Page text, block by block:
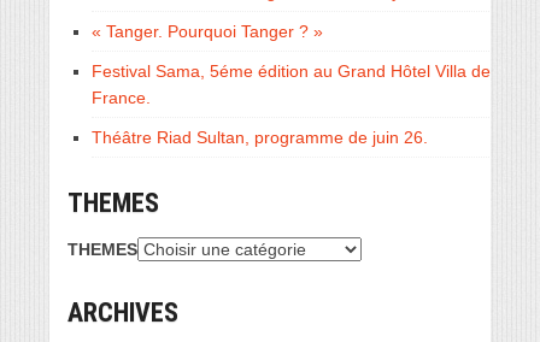
« Tanger. Pourquoi Tanger ? »
Festival Sama, 5éme édition au Grand Hôtel Villa de
France.
Théâtre Riad Sultan, programme de juin 26.
THEMES
THEMES
ARCHIVES